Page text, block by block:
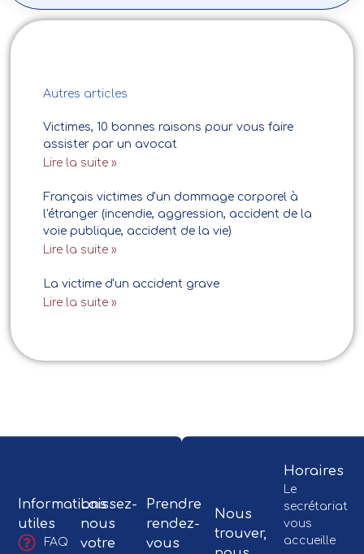
Autres articles
Victimes, 10 bonnes raisons pour vous faire
assister par un avocat
Lire la suite »
Français victimes d'un dommage corporel à
l'étranger (incendie, aggression, accident de la
voie publique, accident de la vie)
Lire la suite »
La victime d'un accident grave
Lire la suite »
Horaires
Le
secrétariat
vous
accueille
Nous
trouver,
Prendre
rendez-
vous
Laissez-
nous
votre
Informations
utiles
FAQ